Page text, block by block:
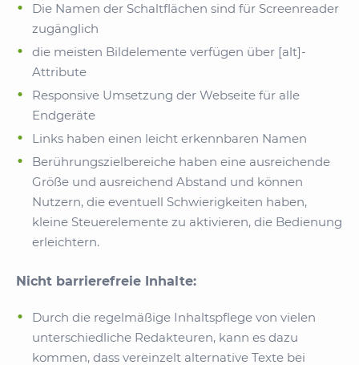
Die Namen der Schaltflächen sind für Screenreader
zugänglich
die meisten Bildelemente verfügen über [alt]-
Attribute
Responsive Umsetzung der Webseite für alle
Endgeräte
Links haben einen leicht erkennbaren Namen
Berührungszielbereiche haben eine ausreichende
Größe und ausreichend Abstand und können
Nutzern, die eventuell Schwierigkeiten haben,
kleine Steuerelemente zu aktivieren, die Bedienung
erleichtern.
Nicht barrierefreie Inhalte:
Durch die regelmäßige Inhaltspflege von vielen
unterschiedliche Redakteuren, kann es dazu
kommen, dass vereinzelt alternative Texte bei